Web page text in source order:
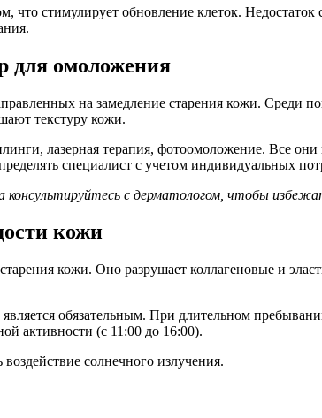
стимулирует обновление клеток. Недостаток
для омоложения
на замедление старения кожи. Среди
текстуру кожи.
лазерная терапия, фотоомоложение. Все
специалист с учетом индивидуальных
консультируйтесь с дерматологом, чтобы
кожи
кожи. Оно разрушает коллагеновые и
обязательным. При длительном
активности (с 11:00 до 16:00).
солнечного излучения.